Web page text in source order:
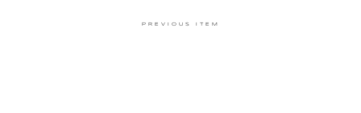
PREVIOUS ITEM